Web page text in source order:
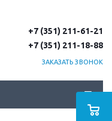
+7 (351) 211-61-21
+7 (351) 211-18-88
ЗАКАЗАТЬ ЗВОНОК